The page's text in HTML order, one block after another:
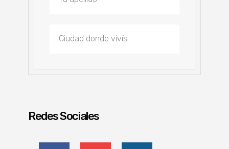
Redes Sociales